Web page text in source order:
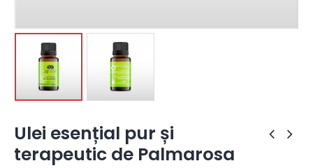
Ulei esențial pur și
terapeutic de Palmarosa